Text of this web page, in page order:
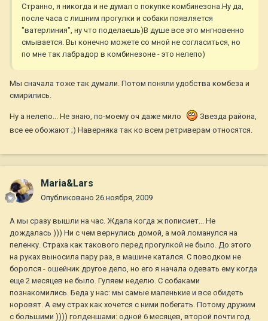
Странно, я никогда и не думал о покупке комбинезона.Ну да,
после часа с лишним прогулки и собаки появляется
"ватерлиния", ну что поделаешь)В душе все это мнгновенно
смывается. Вы конечно можете со мной не согласиться, но
по мне так лабрадор в комбинезоне - это нелепо)
Мы сначала тоже так думали. Потом поняли удобства комбеза и
смирились.
Ну а нелепо... Не знаю, по-моему оч даже мило
Звезда района,
все ее обожают ;) Наверняка так ко всем ретриверам относятся.
Maria&Lars
Опубликовано 26 ноября, 2009
А мы сразу вышли на час. Ждала когда ж пописиет... Не
дождалась ))) Ни с чем вернулись домой, а мой ломанулся на
пеленку. Страха как такового перед прогулкой не было. До этого
на руках выносила пару раз, в машине катался. С поводком не
боролся - ошейник другое дело, но его я начала одевать ему когда
еще 2 месяцев не было. Гуляем неделю. С собаками
познакомились. Беда у нас: мы самые маленькие и все обидеть
норовят. А ему страх как хочется с ними побегать. Потому дружим
с большими )))) голденшами: одной 6 месяцев, второй почти год.